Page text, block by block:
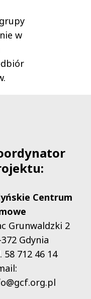
w
Centrum
Grunwaldzki 2
Gdynia
58 712 46 14